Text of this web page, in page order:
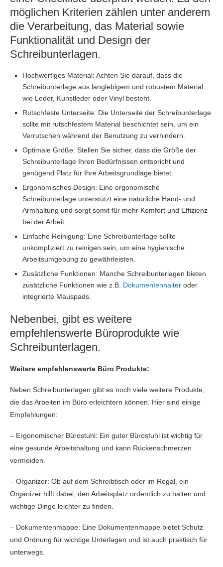
möglichen Kriterien zählen unter anderem
die Verarbeitung, das Material sowie
Funktionalität und Design der
Schreibunterlagen.
Hochwertiges Material: Achten Sie darauf, dass die
Schreibunterlage aus langlebigem und robustem Material
wie Leder, Kunstleder oder Vinyl besteht.
Rutschfeste Unterseite: Die Unterseite der Schreibunterlage
sollte mit rutschfestem Material beschichtet sein, um ein
Verrutschen während der Benutzung zu verhindern.
Optimale Größe: Stellen Sie sicher, dass die Größe der
Schreibunterlage Ihren Bedürfnissen entspricht und
genügend Platz für Ihre Arbeitsgrundlage bietet.
Ergonomisches Design: Eine ergonomische
Schreibunterlage unterstützt eine natürliche Hand- und
Armhaltung und sorgt somit für mehr Komfort und Effizienz
bei der Arbeit.
Einfache Reinigung: Eine Schreibunterlage sollte
unkompliziert zu reinigen sein, um eine hygienische
Arbeitsumgebung zu gewährleisten.
Zusätzliche Funktionen: Manche Schreibunterlagen bieten
zusätzliche Funktionen wie z.B. Dokumentenhalter oder
integrierte Mauspads.
Nebenbei, gibt es weitere
empfehlenswerte Büroprodukte wie
Schreibunterlagen.
Weitere empfehlenswerte Büro Produkte:
Neben Schreibunterlagen gibt es noch viele weitere Produkte,
die das Arbeiten im Büro erleichtern können. Hier sind einige
Empfehlungen:
– Ergonomischer Bürostuhl: Ein guter Bürostuhl ist wichtig für
eine gesunde Arbeitshaltung und kann Rückenschmerzen
vermeiden.
– Organizer: Ob auf dem Schreibtisch oder im Regal, ein
Organizer hilft dabei, den Arbeitsplatz ordentlich zu halten und
wichtige Dinge leichter zu finden.
– Dokumentenmappe: Eine Dokumentenmappe bietet Schutz
und Ordnung für wichtige Unterlagen und ist auch praktisch für
unterwegs.